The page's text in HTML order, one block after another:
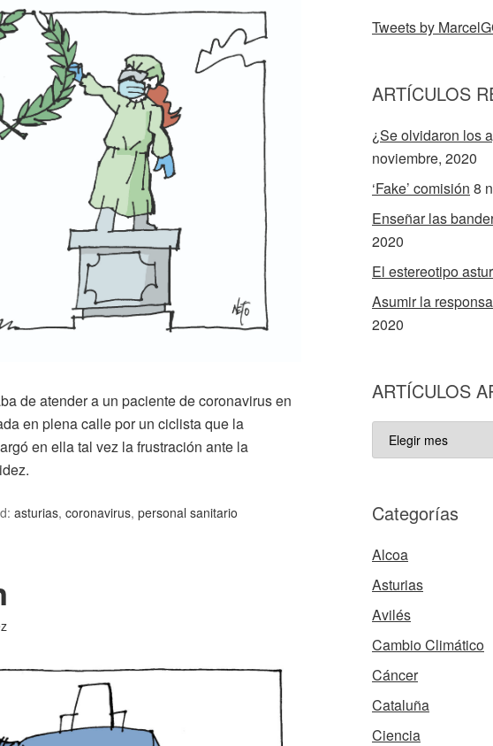
de atender a un paciente de coronavirus en
en plena calle por un ciclista que la
en ella tal vez la frustración ante la
asturias, coronavirus, personal sanitario
Tweets by
ARTÍCULOS
¿Se olvidaron los
noviembre, 2020
‘Fake’ comisión 8
Enseñar las
2020
El estereotipo astur
Asumir la
2020
ARTÍCULOS
ARTÍCULOS
ARCHIVADOS
Categorías
Alcoa
Asturias
Avilés
Cambio Climático
Cáncer
Cataluña
Ciencia